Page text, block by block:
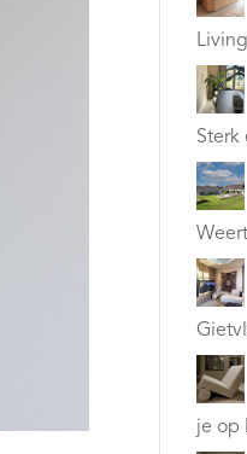
Living
Sterk
Weert
je op